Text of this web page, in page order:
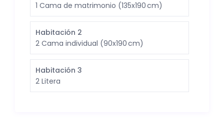
incluye también aparcamiento privado dentro
de la parcela.
El interior se distribuye en cocina-comedor
totalmente equipada, con todo el menaje
necesario, salón con wifi, tres dormitorios con
capacidad para seis personas y un cuarto de
baño. Tanto la vivienda como el
equipamiento son nuevos, ya que todo está a
1 Cama de matrimonio (135x190 cm)
Habitación 2
2 Cama individual (90x190 cm)
Habitación 3
2 Litera